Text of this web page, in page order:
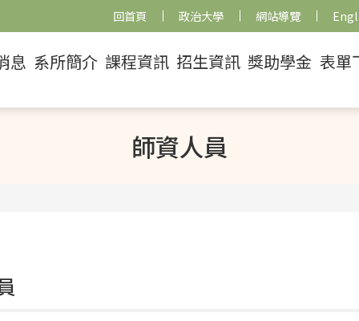
回首頁 政治大學 網站導覽
息 系所簡介 課程資訊 招生資訊 獎助學金 表單
師資人員